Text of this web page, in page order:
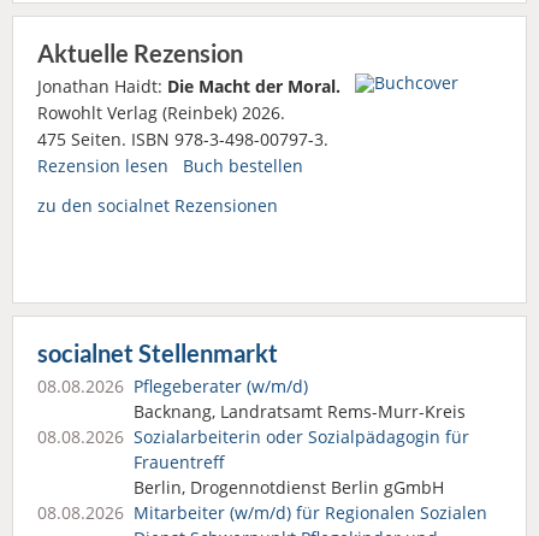
Aktuelle Rezension
Jonathan Haidt: Die Macht der Moral.
Rowohlt Verlag (Reinbek) 2026.
475 Seiten. ISBN 978-3-498-00797-3.
Rezension lesen
Buch bestellen
zu den socialnet Rezensionen
socialnet Stellenmarkt
08.08.2026 Pflegeberater (w/m/d)
Backnang, Landratsamt Rems-Murr-Kreis
08.08.2026 Sozialarbeiterin oder Sozialpädagogin für
Frauentreff
Berlin, Drogennotdienst Berlin gGmbH
08.08.2026 Mitarbeiter (w/m/d) für Regionalen Sozialen